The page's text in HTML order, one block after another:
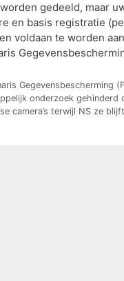
gedeeld, maar
en basis registratie
voldaan te worden
Gegevensbescherming
onderzoek gehinderd
camera’s terwijl NS ze